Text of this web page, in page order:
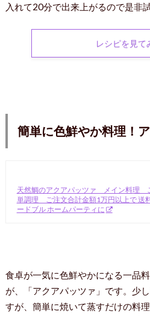
入れて20分で出来上がるので是非
レシピを見て
簡単に色鮮やか料理！
天然鯛のアクアパッツァ メイン料理
単調理 ご注文合計金額1万円以上で 送
ードブル ホームパーティに
食卓が一気に色鮮やかになる一品
が、「アクアパッツァ」です。少
すが、簡単に焼いて蒸すだけの料